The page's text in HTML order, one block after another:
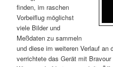
n
h
a
n
I
n
finden, im raschen
Vorbeiflug möglichst
viele Bilder und
Meßdaten zu sammeln
und diese im weiteren Verlauf an
verrichtete das Gerät mit